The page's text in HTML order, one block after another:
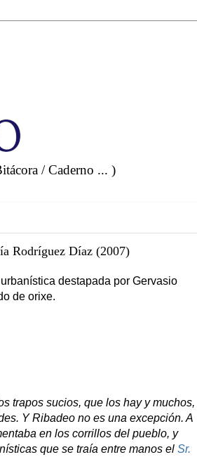
/ Caderno ... )
Rodríguez Díaz (2007)
urbanística destapada por Gervasio
de orixe.
trapos sucios, que los hay y muchos,
Y Ribadeo no es una excepción. A
en los corrillos del pueblo, y
que se traía entre manos el Sr.